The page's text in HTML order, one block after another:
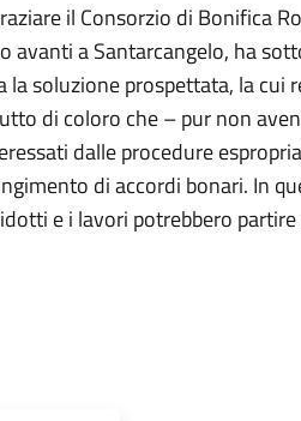
il Consorzio di Bonifica
a Santarcangelo, ha
soluzione prospettata, la cui
di coloro che – pur non
dalle procedure
di accordi bonari. In
e i lavori potrebbero